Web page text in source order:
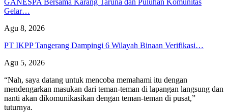
Gelar…
Agu 8, 2026
PT IKPP Tangerang Dampingi 6 Wilayah Binaan Verifikasi…
Agu 5, 2026
“Nah, saya datang untuk mencoba memahami itu dengan
mendengarkan masukan dari teman-teman di lapangan langsung dan
nanti akan dikomunikasikan dengan teman-teman di pusat,”
tuturnya.